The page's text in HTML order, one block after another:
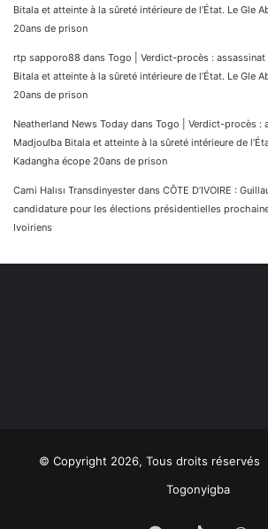
Bitala et atteinte à la sûreté intérieure de l’État. Le Gle
20ans de prison
rtp sapporo88 dans Togo | Verdict-procès :
Bitala et atteinte à la sûreté intérieure de l’État. Le Gle
20ans de prison
Neatherland News Today dans Togo | Verdict-procès :
Madjoulba Bitala et atteinte à la sûreté intérieure de
Kadangha écope 20ans de prison
Cami Halısı Transdinyester dans CÔTE D’IVOIRE :
candidature pour les élections présidentielles
Ivoiriens
© Copyright 2026, Tous droits réservés
Togonyigba